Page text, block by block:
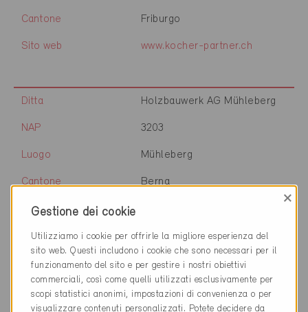
Cantone Friburgo
Sito web www.kocher-partner.ch
Ditta Holzbauwerk AG Mühleberg
NAP 3203
Luogo Mühleberg
Cantone Berna
Sito web
Ditta Holzbau Rüedi AG
NAP 3205
Gestione dei cookie
×
Utilizziamo i cookie per offrirle la migliore esperienza del
sito web. Questi includono i cookie che sono necessari per il
funzionamento del sito e per gestire i nostri obiettivi
commerciali, così come quelli utilizzati esclusivamente per
scopi statistici anonimi, impostazioni di convenienza o per
visualizzare contenuti personalizzati. Potete decidere da